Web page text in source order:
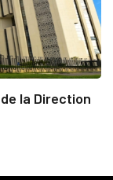
la Direction